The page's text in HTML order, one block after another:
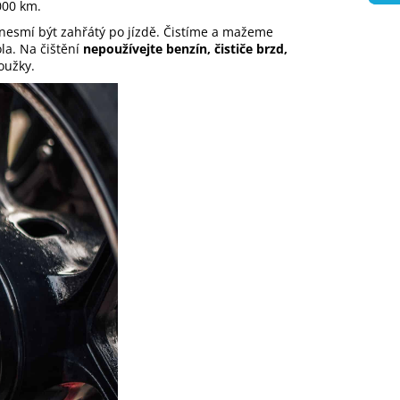
km.
být zahřátý po jízdě. Čistíme a mažeme
Na čištění nepoužívejte benzín, čističe brzd,